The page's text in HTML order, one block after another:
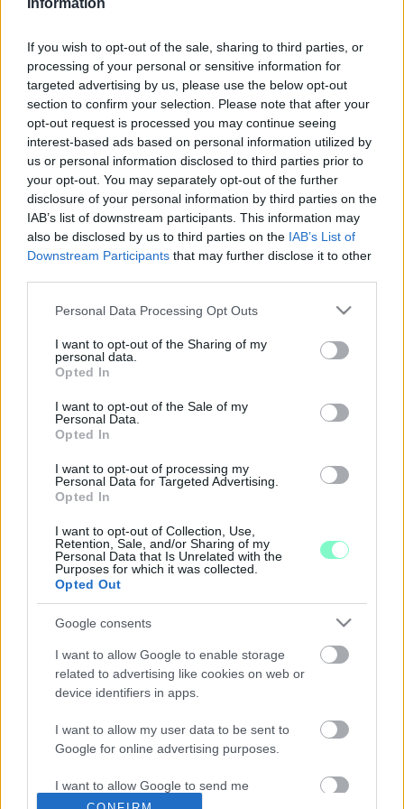
Information
If you wish to opt-out of the sale, sharing to third parties, or
processing of your personal or sensitive information for
targeted advertising by us, please use the below opt-out
section to confirm your selection. Please note that after your
opt-out request is processed you may continue seeing
interest-based ads based on personal information utilized by
us or personal information disclosed to third parties prior to
your opt-out. You may separately opt-out of the further
disclosure of your personal information by third parties on the
IAB’s list of downstream participants. This information may
also be disclosed by us to third parties on the IAB’s List of
Downstream Participants that may further disclose it to other
Please note that this website/app uses one or more Google
not limited to your visit or usage behaviour. You may click to
grant or deny consent to Google and its third-party tags to
use your data for below specified purposes in below Google
consent section.
Personal Data Processing Opt Outs
I want to opt-out of the Sharing of my
personal data.
Opted In
I want to opt-out of the Sale of my
Personal Data.
Opted In
I want to opt-out of processing my
Personal Data for Targeted Advertising.
Opted In
I want to opt-out of Collection, Use,
Retention, Sale, and/or Sharing of my
Personal Data that Is Unrelated with the
Purposes for which it was collected.
Opted Out
Google consents
I want to allow Google to enable storage
related to advertising like cookies on web or
device identifiers in apps.
I want to allow my user data to be sent to
Google for online advertising purposes.
I want to allow Google to send me
personalized advertising.
2022. szeptember. 29. 17:01
Nincs még döntés.
ÉLŐ ADÁSBAN PROVOKÁTOROZOTT EGY
AGGÓDÓ SZENTIVÁNI APUKÁT DÉZSI CSABA
ANDRÁS
2022. szeptember. 29. 09:47
Azt kérdezte Dézsitől, miért nem ment el a fórumra. A
polgármester szerint valamiféle titokzatos háttérszervezet
szervezte a szentiváni aláírásgyűjtést, mert ilyen gyorsan ennyi
aláírást nem lehet összeszedni. Hallgassa vissza nálunk!
HAT NAP ALATT 11 MILLIÓT GYŰJTÖTTEK
EGÉSZSÉGÜGYI MÉRÉSRE A SZENTIVÁNI
CIVILEK
2022. szeptember. 27. 08:57
mérésével párhuzamosan.
FÓRUM AZ IPARI PARKRÓL: DÉZSI
POLGÁRMESTER BUDAPESTIG FUTOTT, A
HIVATALNOKOK NEM VÁLASZOLTAK
2022. szeptember. 20. 19:53
szervezett, az Ipari Park bővítéséről tartott fórum résztvevői.
Szinte semmire sem kaptak választ, a polgármester, a főispán
és az országgyűlési képviselő el sem jöttek.
DÉZSI TOVÁBBRA SEM VÁLLALJA A
FELELŐSSÉGET A BEZÁRÁSOKÉRT, SZERINTE
BRÜSSZEL A HIBÁS
2022. szeptember. 20. 12:24
Dézsi polgármester szerint a szentivániak hétfői tüntetését
valójában az MSZP szervezte. Pergel Elza alpolgármester azt
ellentmond annak, amit a polgármester egy hete sulykol.
DÉZSI: DK- ÉS MSZP-PÁRTGYŰLÉS VOLT A
SZENTIVÁNIAK TÜNTETÉSE
2022. szeptember. 20. 12:03
A polgármester szerint az MSZP és a DK téveszti meg a
TÖBB SZÁZAN TÜNTETETTEK AZ IPARI PARK